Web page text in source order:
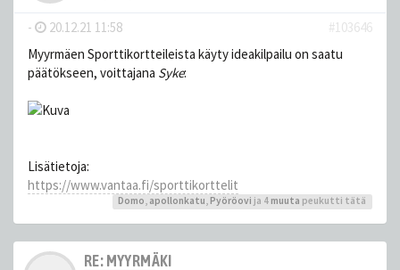
- 20.12.21 11:58
#103646
Myyrmäen Sporttikortteileista käyty ideakilpailu on saatu
päätökseen, voittajana Syke:
Lisätietoja:
https://www.vantaa.fi/sporttikorttelit
Domo, apollonkatu, Pyöröovi ja 4 muuta peukutti tätä
RE: MYYRMÄKI